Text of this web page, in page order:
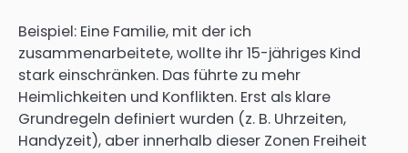
Beispiel: Eine Familie, mit der ich
zusammenarbeitete, wollte ihr 15-jähriges Kind
stark einschränken. Das führte zu mehr
Heimlichkeiten und Konflikten. Erst als klare
Grundregeln definiert wurden (z. B. Uhrzeiten,
Handyzeit), aber innerhalb dieser Zonen Freiheit